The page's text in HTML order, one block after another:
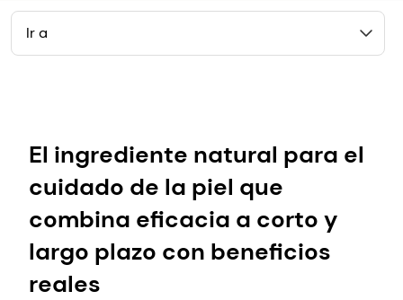
Ir a
El ingrediente natural para el
cuidado de la piel que
combina eficacia a corto y
largo plazo con beneficios
reales